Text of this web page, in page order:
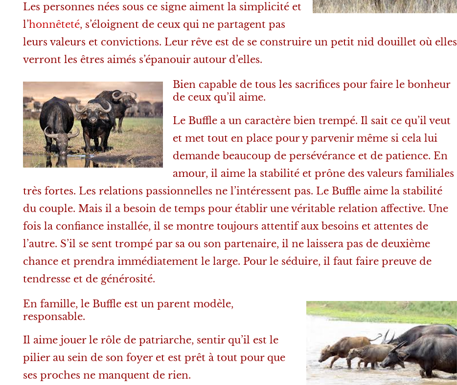
Les personnes nées sous ce signe aiment la simplicité et
l’honnêteté, s’éloignent de ceux qui ne partagent pas
leurs valeurs et convictions. Leur rêve est de se construire un petit nid douillet où elles
verront les êtres aimés s’épanouir autour d’elles.
Bien capable de tous les sacrifices pour faire le bonheur
de ceux qu’il aime.
Le Buffle a un caractère bien trempé. Il sait ce qu’il veut
et met tout en place pour y parvenir même si cela lui
demande beaucoup de persévérance et de patience. En
amour, il aime la stabilité et prône des valeurs familiales
très fortes. Les relations passionnelles ne l’intéressent pas. Le Buffle aime la stabilité
du couple. Mais il a besoin de temps pour établir une véritable relation affective. Une
fois la confiance installée, il se montre toujours attentif aux besoins et attentes de
l’autre. S’il se sent trompé par sa ou son partenaire, il ne laissera pas de deuxième
chance et prendra immédiatement le large. Pour le séduire, il faut faire preuve de
tendresse et de générosité.
En famille, le Buffle est un parent modèle,
responsable.
Il aime jouer le rôle de patriarche, sentir qu’il est le
pilier au sein de son foyer et est prêt à tout pour que
ses proches ne manquent de rien.